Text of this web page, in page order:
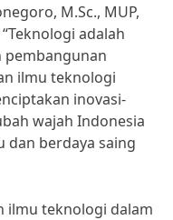
M.Sc., MUP,
adalah
pembangunan
ilmu teknologi
inovasi-
wajah Indonesia
dan berdaya saing
ilmu teknologi dalam